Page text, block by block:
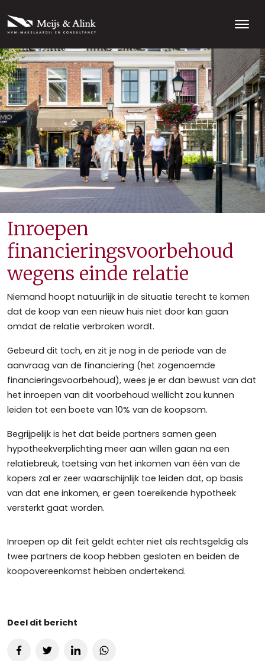
Inroepen
financieringsvoorbehoud
wegens einde relatie
Niemand hoopt natuurlijk in de situatie terecht te komen
dat de koop van een nieuw huis niet door kan gaan
omdat de relatie verbroken wordt.
Gebeurd dit toch, en zit je nog in de periode van de
aanvraag van de financiering (het zogenoemde
financieringsvoorbehoud), wees je er dan bewust van dat
het inroepen van dit voorbehoud wellicht zou kunnen
leiden tot een boete van 10% van de koopsom.
Begrijpelijk is het dat beide partners samen geen
hypotheekverplichting meer aan willen gaan na een
relatiebreuk, toetsing van het inkomen van één van de
kopers zal er zeer waarschijnlijk toe leiden dat, op basis
van dat ene inkomen, er geen toereikende hypotheek
versterkt gaat worden.
Inroepen op dit feit geldt echter niet als rechtsgeldig als
twee partners de koop hebben gesloten en beiden de
koopovereenkomst hebben ondertekend.
Deel dit bericht